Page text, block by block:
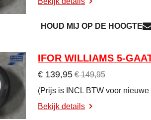
HOUD MIJ OP DE HOOGTE
IFOR WILLIAMS 5-
€ 139,95 € 149,95
(Prijs is INCL BTW voor
Bekijk details